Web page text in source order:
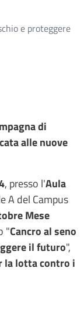
e proteggere
di
alle nuove
, presso l'Aula
A del Campus
Mese
"Cancro al seno
il futuro",
la lotta contro i